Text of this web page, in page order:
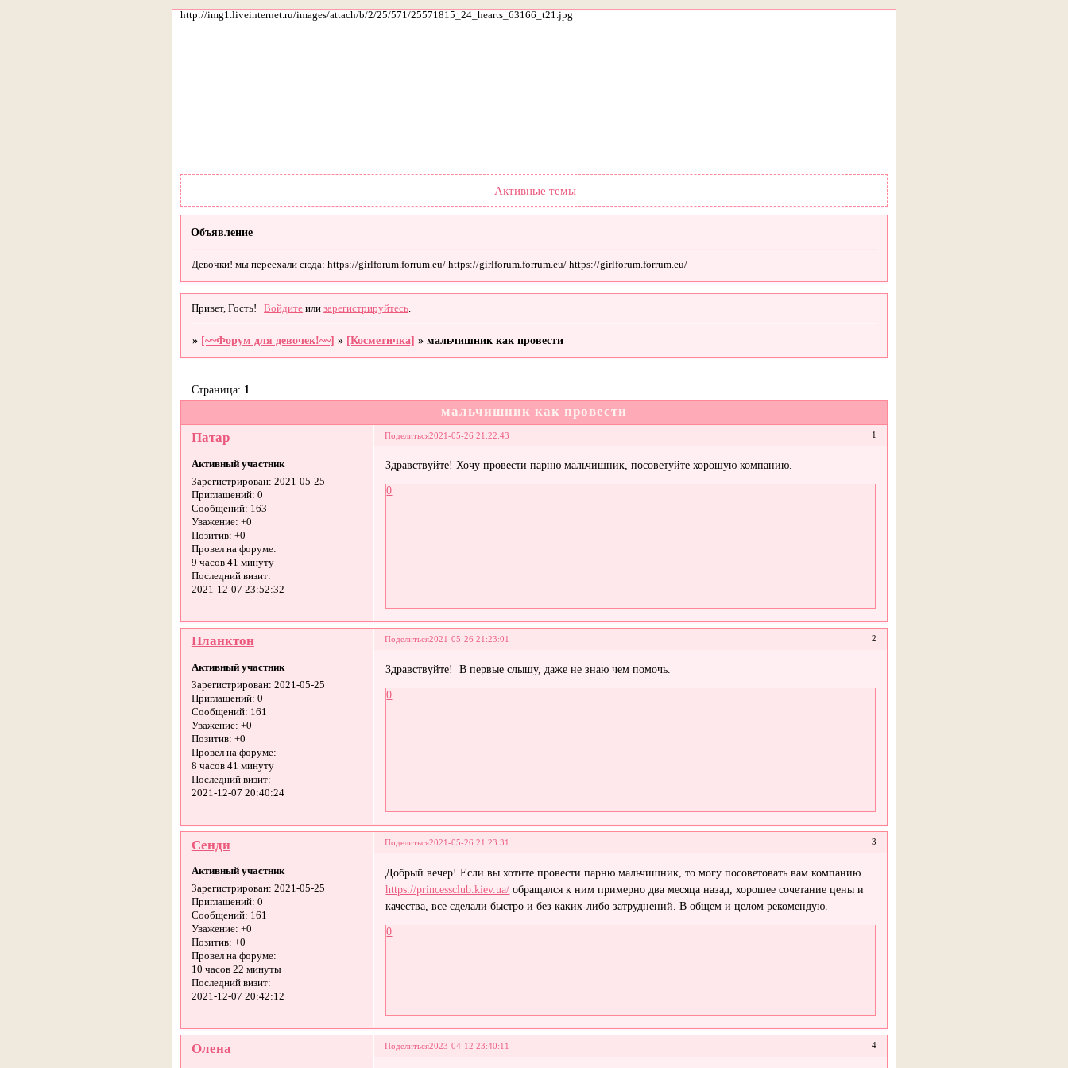
http://img1.liveinternet.ru/images/attach/b/2/25/571/25571815_24_hearts_63166_t21.jpg
Активные темы
Объявление
Девочки! мы переехали сюда: https://girlforum.forrum.eu/ https://girlforum.forrum.eu/ https://girlforum.forrum.eu/
Привет, Гость! Войдите илизарегистрируйтесь
» [~~Форум для девочек!~~] » [Косметичка] »мальчишник как провести
мальчишник как провести
Страница: 1
Поделиться 1
2021-05-26 21:22:43
Патар
Активный участник
Зарегистрирован: 2021-05-25
Приглашений: 0
Сообщений: 163
Уважение: +0
Позитив: +0
Провел на форуме:
9 часов 41 минуту
Последний визит:
2021-12-07 23:52:32
Здравствуйте! Хочу провести парню мальчишник, посоветуйте хорошую компанию.
0
Поделиться 2
2021-05-26 21:23:01
Планктон
Активный участник
Зарегистрирован: 2021-05-25
Приглашений: 0
Сообщений: 161
Уважение: +0
Позитив: +0
Провел на форуме:
8 часов 41 минуту
Последний визит:
2021-12-07 20:40:24
Здравствуйте! В первые слышу, даже не знаю чем помочь.
0
Поделиться 3
2021-05-26 21:23:31
Сенди
Активный участник
Зарегистрирован: 2021-05-25
Приглашений: 0
Сообщений: 161
Уважение: +0
Позитив: +0
Провел на форуме:
10 часов 22 минуты
Последний визит:
2021-12-07 20:42:12
Добрый вечер! Если вы хотите провести парню мальчишник, то могу посоветовать вам компанию
https://princessclub.kiev.ua/ обращался к ним примерно два месяца назад, хорошее сочетание цены и
качества, все сделали быстро и без каких-либо затруднений. В общем и целом рекомендую.
0
Поделиться 4
2023-04-12 23:40:11
Олена